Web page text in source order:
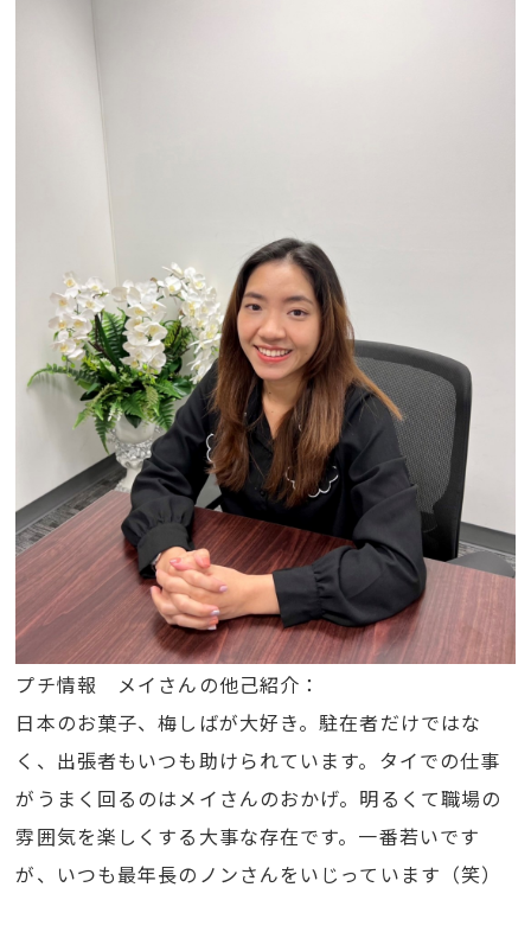
プチ情報 メイさんの他己紹介：
日本のお菓子、梅しばが大好き。駐在者だけではな
く、出張者もいつも助けられています。タイでの仕事
がうまく回るのはメイさんのおかげ。明るくて職場の
雰囲気を楽しくする大事な存在です。一番若いです
が、いつも最年長のノンさんをいじっています（笑）